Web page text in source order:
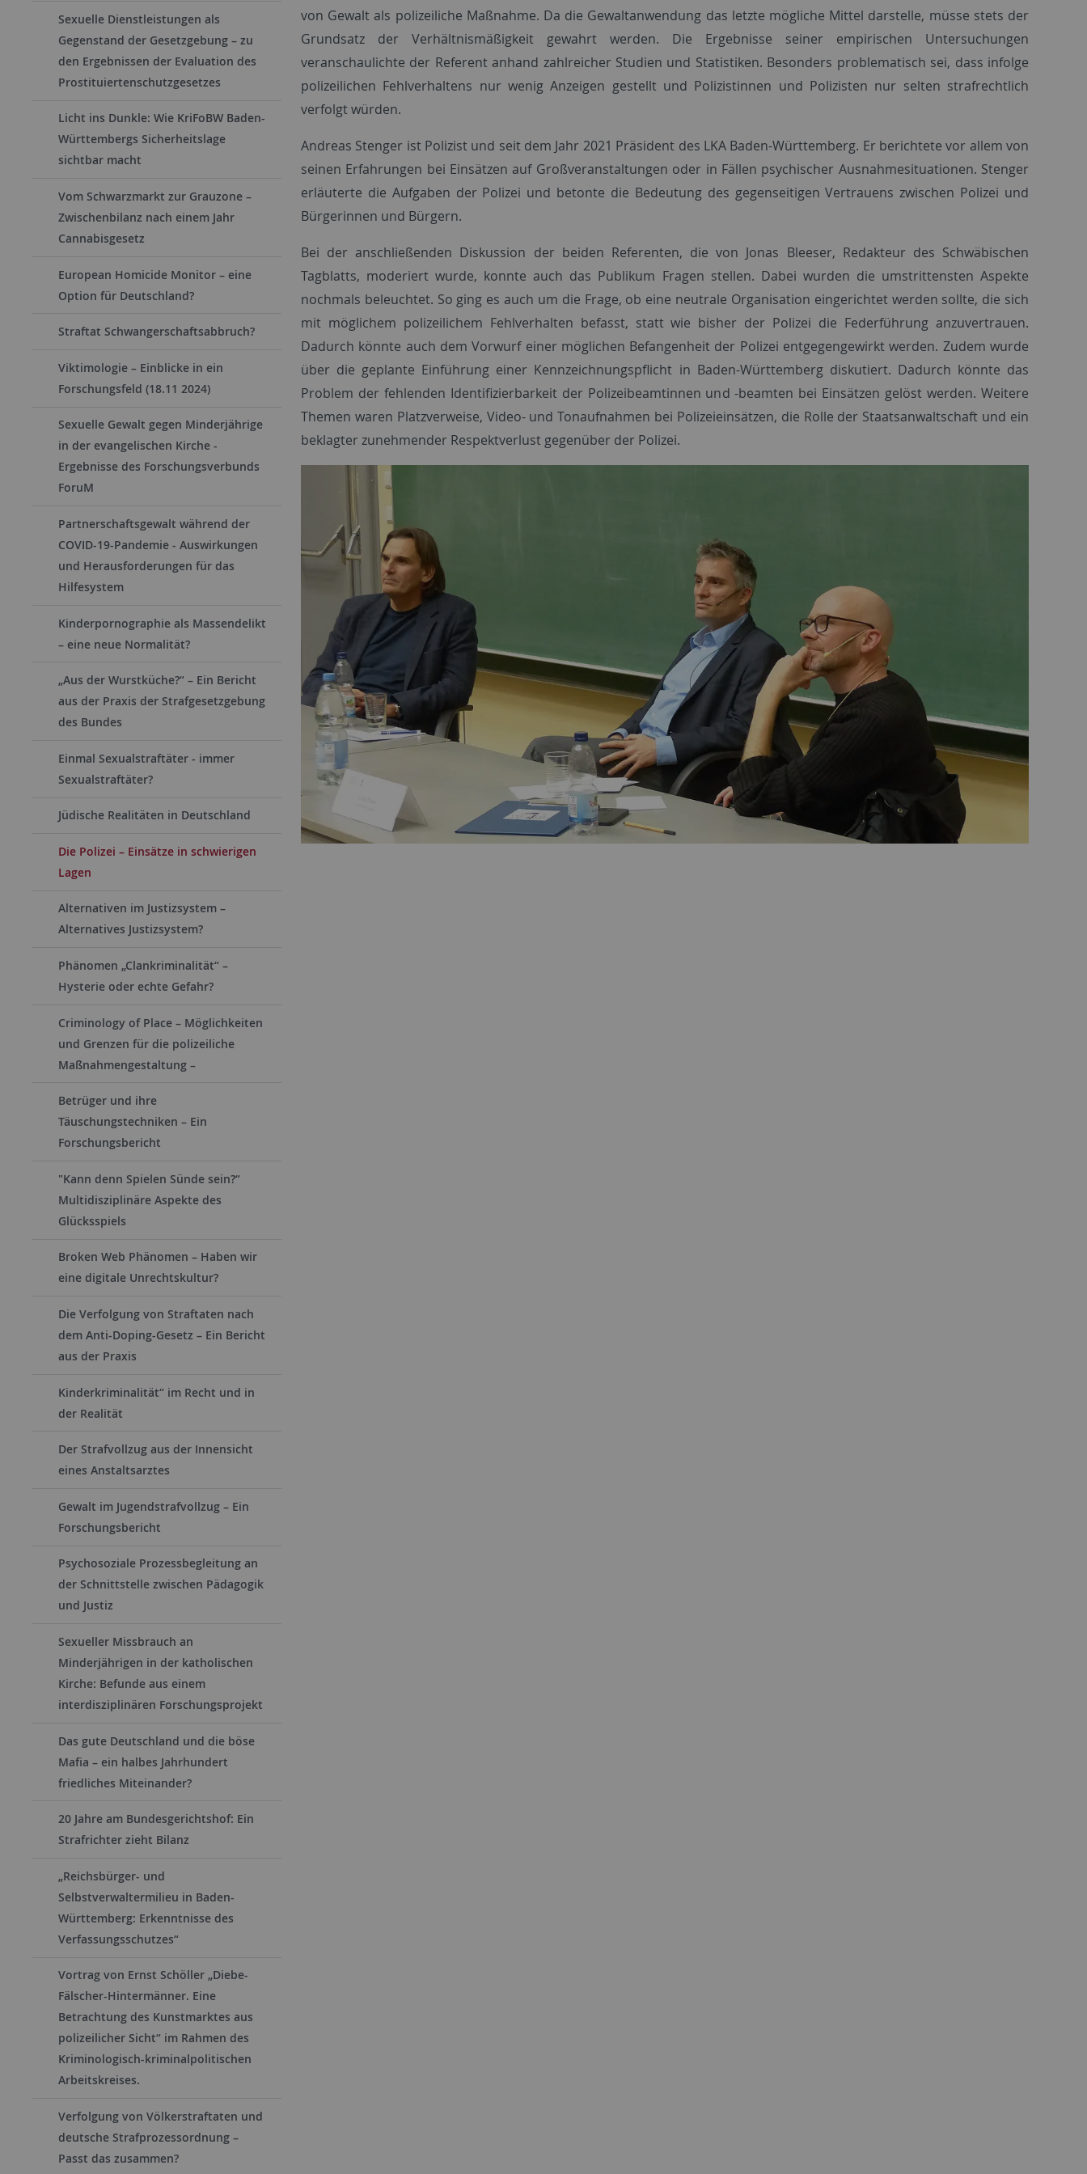
Sexuelle Dienstleistungen als
Gegenstand der Gesetzgebung – zu
den Ergebnissen der Evaluation des
Prostituiertenschutzgesetzes
Licht ins Dunkle: Wie KriFoBW Baden-
Württembergs Sicherheitslage
sichtbar macht
Vom Schwarzmarkt zur Grauzone –
Zwischenbilanz nach einem Jahr
Cannabisgesetz
European Homicide Monitor – eine
Option für Deutschland?
Straftat Schwangerschaftsabbruch?
Viktimologie – Einblicke in ein
Forschungsfeld (18.11 2024)
Sexuelle Gewalt gegen Minderjährige
in der evangelischen Kirche -
Ergebnisse des Forschungsverbunds
ForuM
Partnerschaftsgewalt während der
COVID-19-Pandemie - Auswirkungen
und Herausforderungen für das
Hilfesystem
Kinderpornographie als Massendelikt
– eine neue Normalität?
„Aus der Wurstküche?“ – Ein Bericht
aus der Praxis der Strafgesetzgebung
des Bundes
Einmal Sexualstraftäter - immer
Sexualstraftäter?
Jüdische Realitäten in Deutschland
Die Polizei – Einsätze in schwierigen
Lagen
Alternativen im Justizsystem –
Alternatives Justizsystem?
Phänomen „Clankriminalität“ –
Hysterie oder echte Gefahr?
Criminology of Place – Möglichkeiten
und Grenzen für die polizeiliche
Maßnahmengestaltung –
Betrüger und ihre
Täuschungstechniken – Ein
Forschungsbericht
"Kann denn Spielen Sünde sein?“
Multidisziplinäre Aspekte des
Glücksspiels
Broken Web Phänomen – Haben wir
eine digitale Unrechtskultur?
Die Verfolgung von Straftaten nach
dem Anti-Doping-Gesetz – Ein Bericht
aus der Praxis
Kinderkriminalität“ im Recht und in
der Realität
Der Strafvollzug aus der Innensicht
eines Anstaltsarztes
Gewalt im Jugendstrafvollzug – Ein
Forschungsbericht
Psychosoziale Prozessbegleitung an
der Schnittstelle zwischen Pädagogik
und Justiz
Sexueller Missbrauch an
Minderjährigen in der katholischen
Kirche: Befunde aus einem
interdisziplinären Forschungsprojekt
Das gute Deutschland und die böse
Mafia – ein halbes Jahrhundert
friedliches Miteinander?
20 Jahre am Bundesgerichtshof: Ein
Strafrichter zieht Bilanz
„Reichsbürger- und
Selbstverwaltermilieu in Baden-
Württemberg: Erkenntnisse des
Verfassungsschutzes“
Vortrag von Ernst Schöller „Diebe-
Fälscher-Hintermänner. Eine
Betrachtung des Kunstmarktes aus
polizeilicher Sicht“ im Rahmen des
Kriminologisch-kriminalpolitischen
Arbeitskreises.
Verfolgung von Völkerstraftaten und
deutsche Strafprozessordnung –
Passt das zusammen?
von Gewalt als polizeiliche Maßnahme. Da die Gewaltanwendung das letzte mögliche Mittel darstelle, müsse stets der
Grundsatz der Verhältnismäßigkeit gewahrt werden. Die Ergebnisse seiner empirischen Untersuchungen
veranschaulichte der Referent anhand zahlreicher Studien und Statistiken. Besonders problematisch sei, dass infolge
polizeilichen Fehlverhaltens nur wenig Anzeigen gestellt und Polizistinnen und Polizisten nur selten strafrechtlich
verfolgt würden.
Andreas Stenger ist Polizist und seit dem Jahr 2021 Präsident des LKA Baden-Württemberg. Er berichtete vor allem von
seinen Erfahrungen bei Einsätzen auf Großveranstaltungen oder in Fällen psychischer Ausnahmesituationen. Stenger
erläuterte die Aufgaben der Polizei und betonte die Bedeutung des gegenseitigen Vertrauens zwischen Polizei und
Bürgerinnen und Bürgern.
Bei der anschließenden Diskussion der beiden Referenten, die von Jonas Bleeser, Redakteur des Schwäbischen
Tagblatts, moderiert wurde, konnte auch das Publikum Fragen stellen. Dabei wurden die umstrittensten Aspekte
nochmals beleuchtet. So ging es auch um die Frage, ob eine neutrale Organisation eingerichtet werden sollte, die sich
mit möglichem polizeilichem Fehlverhalten befasst, statt wie bisher der Polizei die Federführung anzuvertrauen.
Dadurch könnte auch dem Vorwurf einer möglichen Befangenheit der Polizei entgegengewirkt werden. Zudem wurde
über die geplante Einführung einer Kennzeichnungspflicht in Baden-Württemberg diskutiert. Dadurch könnte das
Problem der fehlenden Identifizierbarkeit der Polizeibeamtinnen und -beamten bei Einsätzen gelöst werden. Weitere
Themen waren Platzverweise, Video- und Tonaufnahmen bei Polizeieinsätzen, die Rolle der Staatsanwaltschaft und ein
beklagter zunehmender Respektverlust gegenüber der Polizei.